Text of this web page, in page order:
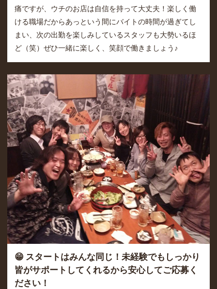
痛ですが、ウチのお店は自信を持って大丈夫！楽しく働
ける職場だからあっという間にバイトの時間が過ぎてし
まい、次の出勤を楽しみしているスタッフも大勢いるほ
ど（笑）ぜひ一緒に楽しく、笑顔で働きましょう♪
😁 スタートはみんな同じ！未経験でもしっかり
皆がサポートしてくれるから安心してご応募く
ださい！